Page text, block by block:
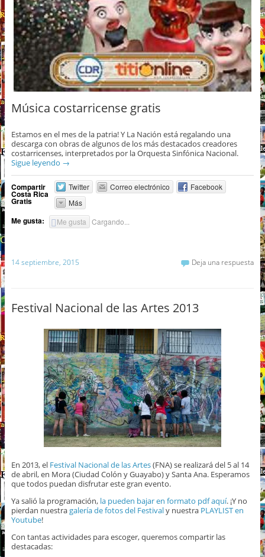
Música costarricense gratis
Estamos en el mes de la patria! Y La Nación está regalando una
descarga con obras de algunos de los más destacados creadores
costarricenses, interpretados por la Orquesta Sinfónica Nacional.
Sigue leyendo →
Compartir
Costa Rica
Gratis
Twitter Correo electrónico
Facebook
Más
Me gusta: Me gusta Cargando...
14 septiembre, 2015 Deja una respuesta
Festival Nacional de las Artes 2013
En 2013, el Festival Nacional de las Artes(FNA) se realizará del 5 al 14
de abril, en Mora (Ciudad Colón y Guayabo) y Santa Ana. Esperamos
que todos puedan disfrutar este gran evento.
Ya salió la programación, la pueden bajar en formato pdf aquí. ¡Y no
pierdan nuestragalería de fotos del Festivaly nuestraPLAYLIST en
Youtube!
Con tantas actividades para escoger, queremos compartir las
destacadas: